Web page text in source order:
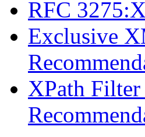
RFC
Exclusive
XPath